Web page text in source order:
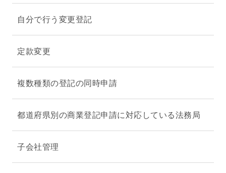
自分で行う変更登記
定款変更
複数種類の登記の同時申請
都道府県別の商業登記申請に対応している法務局
子会社管理